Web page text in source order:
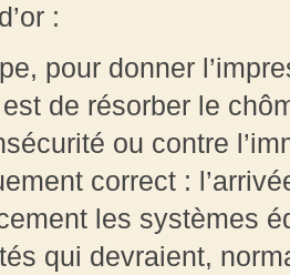
:
pour donner
de résorber le
ou contre
correct :
les systèmes
qui devraient,